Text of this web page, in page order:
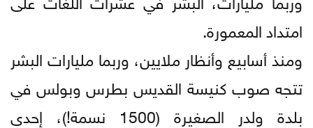
امتداد المعمورة.
ومنذ أسابيع وأنظار ملايين، وربما مليارات البشر
تتجه صوب كنيسة القديس بطرس وبولس في
بلدة ولدر الصغيرة (1500 نسمة!)، إحدى